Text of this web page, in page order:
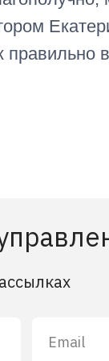
правильно